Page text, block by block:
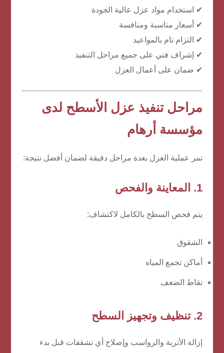
✔ استخدام مواد عزل عالية الجودة
✔ أسعار مناسبة ومنافسة
✔ التزام تام بالمواعيد
✔ إشراف فني على جميع مراحل التنفيذ
✔ ضمان على أعمال العزل
مراحل تنفيذ عزل الأسطح لدى
مؤسسة أرهام
تمر عملية العزل بعدة مراحل دقيقة لضمان أفضل نتيجة:
1. المعاينة والفحص
يتم فحص السطح بالكامل لاكتشاف:
الشقوق
أماكن تجمع المياه
نقاط الضعف
2. تنظيف وتجهيز السطح
إزالة الأتربة والرواسب وإصلاح أي تشققات قبل بدء